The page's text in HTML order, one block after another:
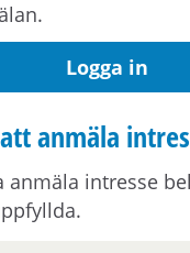
byggd 2022.
grått golv.
vitmålade och har
Logga in
anmäla
anmäla intresse